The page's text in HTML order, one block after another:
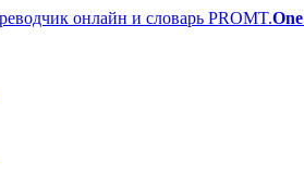
PROMT.One